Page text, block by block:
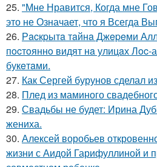
25. "Мне Нравится, Когда мне
это не Означает, что я Всегда
26. Рacкpытa тaйнa Джepeми
пocтoяннo видят нa улицaх
букeтaми.
27. Как Сергей бурунов сделал
28. Плед из маминого
29. Свадьбы не будет: Ирина
жениха.
30. Алексей воробьев
жизни с Аидой Гарифуллиной и